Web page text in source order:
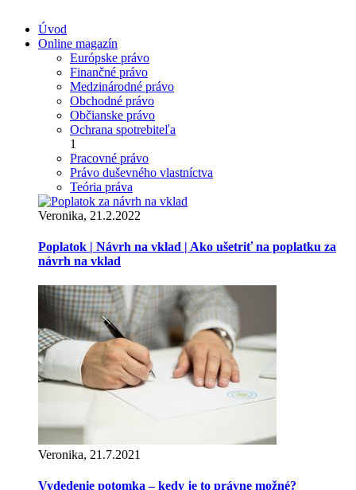
Úvod
Online magazín
Európske právo
Finančné právo
Medzinárodné právo
Obchodné právo
Občianske právo
Ochrana spotrebiteľa
1
Pracovné právo
Právo duševného vlastníctva
Teória práva
Veronika, 21.2.2022
Poplatok | Návrh na vklad | Ako ušetriť na poplatku za
návrh na vklad
Veronika, 21.7.2021
Vydedenie potomka – kedy je to právne možné?